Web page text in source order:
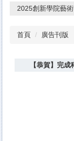
2025創新學院藝
首頁 廣告刊版
【恭賀】完